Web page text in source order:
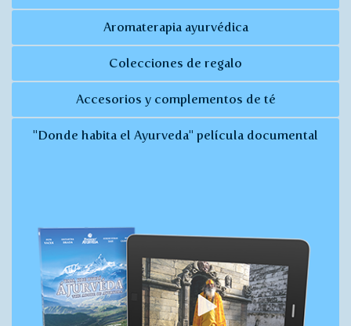
Aromaterapia ayurvédica
Colecciones de regalo
Accesorios y complementos de té
"Donde habita el Ayurveda" película documental